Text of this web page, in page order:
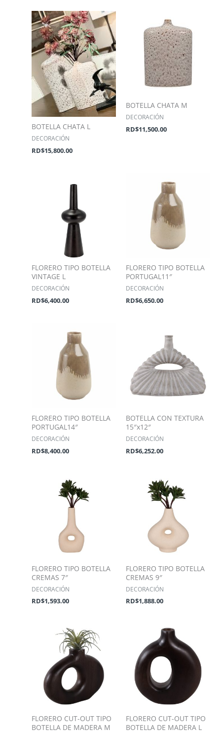
BOTELLA CHATA L
DECORACIÓN
RD$15,800.00
BOTELLA CHATA M
DECORACIÓN
RD$11,500.00
FLORERO TIPO BOTELLA
VINTAGE L
DECORACIÓN
RD$6,400.00
FLORERO TIPO BOTELLA
PORTUGAL11″
DECORACIÓN
RD$6,650.00
FLORERO TIPO BOTELLA
PORTUGAL14″
DECORACIÓN
RD$8,400.00
BOTELLA CON TEXTURA
15″x12″
DECORACIÓN
RD$6,252.00
FLORERO TIPO BOTELLA
CREMAS 7″
DECORACIÓN
RD$1,593.00
FLORERO TIPO BOTELLA
CREMAS 9″
DECORACIÓN
RD$1,888.00
FLORERO CUT-OUT TIPO
BOTELLA DE MADERA M
FLORERO CUT-OUT TIPO
BOTELLA DE MADERA L